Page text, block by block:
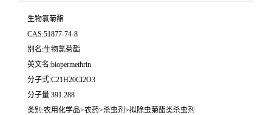
生物氯菊酯
CAS:51877-74-8
别名:生物氯菊酯
英文名:biopermethrin
分子式:C21H20Cl2O3
分子量:391.288
类别:农用化学品>农药>杀虫剂>拟除虫菊酯类杀虫剂